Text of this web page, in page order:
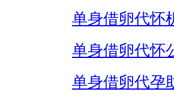
单身借卵代怀
单身借卵代怀
单身借卵代孕